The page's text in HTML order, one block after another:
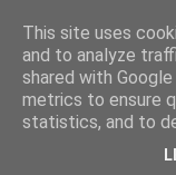
This site uses
and to analyze
shared with
metrics to ensure
statistics, and to